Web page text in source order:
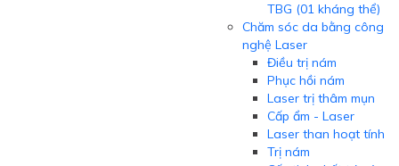
TBG (01 kháng thể)
Chăm sóc da bằng công
nghệ Laser
Điều trị nám
Phục hồi nám
Laser trị thâm mụn
Cấp ẩm - Laser
Laser than hoạt tính
Trị nám